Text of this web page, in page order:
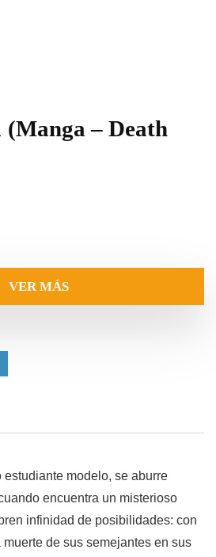
(Manga – Death
VER MÁS
estudiante modelo, se aburre
encuentra un misterioso
infinidad de posibilidades: con
de sus semejantes en sus